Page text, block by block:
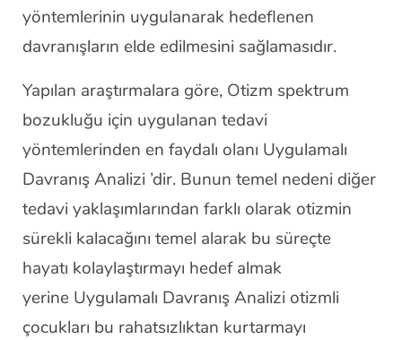
yöntemlerinin uygulanarak hedeflenen
davranışların elde edilmesini sağlamasıdır.
Yapılan araştırmalara göre, Otizm spektrum
bozukluğu için uygulanan tedavi
yöntemlerinden en faydalı olanı Uygulamalı
Davranış Analizi ’dir. Bunun temel nedeni diğer
tedavi yaklaşımlarından farklı olarak otizmin
sürekli kalacağını temel alarak bu süreçte
hayatı kolaylaştırmayı hedef almak
yerine Uygulamalı Davranış Analizi otizmli
çocukları bu rahatsızlıktan kurtarmayı